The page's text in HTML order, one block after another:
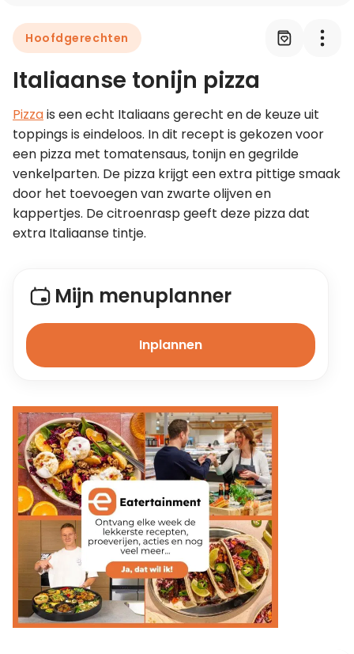
Leer koken als een chef
Kooktips & blogs
Hoofdgerechten
Italiaanse tonijn pizza
Pizza is een echt Italiaans gerecht en de keuze uit
toppings is eindeloos. In dit recept is gekozen voor
een pizza met tomatensaus, tonijn en gegrilde
venkelparten. De pizza krijgt een extra pittige smaak
door het toevoegen van zwarte olijven en
kappertjes. De citroenrasp geeft deze pizza dat
extra Italiaanse tintje.
Mijn menuplanner
Inplannen